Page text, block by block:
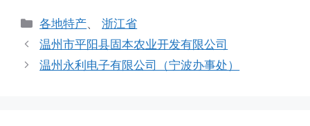
分
类
各地特产、浙江省
温州市平阳县固本农业开发有限公司
温州永利电子有限公司（宁波办事处）